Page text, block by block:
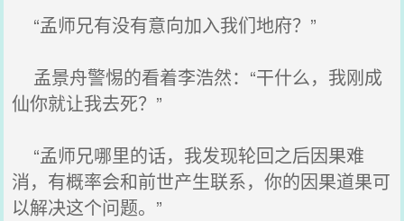
“孟师兄有没有意向加入我们地府？”
孟景舟警惕的看着李浩然：“干什么，我刚成
仙你就让我去死？”
“孟师兄哪里的话，我发现轮回之后因果难
消，有概率会和前世产生联系，你的因果道果可
以解决这个问题。”